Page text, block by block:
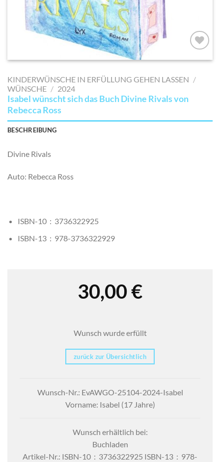
AUF MEINE
SETZEN
KINDERWÜNSCHE IN ERFÜLLUNG GEHEN LASSEN /
WÜNSCHE / 2024
Isabel wünscht sich das Buch Divine Rivals von
Rebecca Ross
BESCHREIBUNG
Divine Rivals
Auto: Rebecca Ross
ISBN-10 ‏ : ‎ 3736322925
ISBN-13 ‏ : ‎ 978-3736322929
30,00€
Wunsch wurde erfüllt
zurück zur Übersichtlich
Wunsch-Nr.: EvAWGO-25104-2024-Isabel
Vorname: Isabel (17 Jahre)
Wunsch erhältlich bei:
Buchladen
Artikel-Nr.: ISBN-10 ‏ : ‎ 3736322925 ISBN-13 ‏ : ‎ 978-